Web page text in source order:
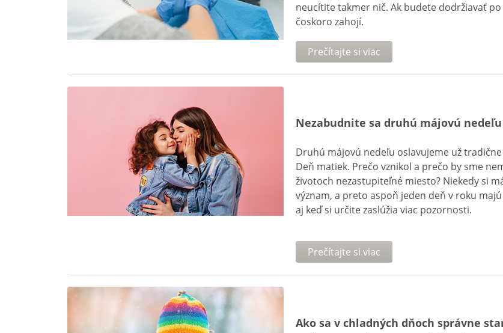
neucítite takmer nič. Ak budete dodržiavať
čoskoro zahojí.
Prečítajte si viac
Nezabudnite sa druhú májovú
Druhú májovú nedeľu oslavujeme už
Deň matiek. Prečo vznikol a prečo by sme
životoch nezastupiteľné miesto? Niekedy si
význam, a preto aspoň jeden deň v roku
aj keď si určite zaslúžia viac pozornosti.
Prečítajte si viac
Ako sa v chladných dňoch správne